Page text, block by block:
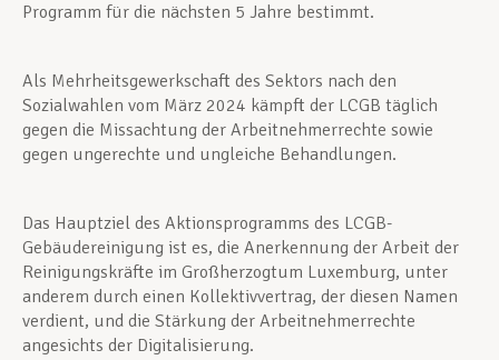
Programm für die nächsten 5 Jahre bestimmt.
Als Mehrheitsgewerkschaft des Sektors nach den
Sozialwahlen vom März 2024 kämpft der LCGB täglich
gegen die Missachtung der Arbeitnehmerrechte sowie
gegen ungerechte und ungleiche Behandlungen.
Das Hauptziel des Aktionsprogramms des LCGB-
Gebäudereinigung ist es, die Anerkennung der Arbeit der
Reinigungskräfte im Großherzogtum Luxemburg, unter
anderem durch einen Kollektivvertrag, der diesen Namen
verdient, und die Stärkung der Arbeitnehmerrechte
angesichts der Digitalisierung.